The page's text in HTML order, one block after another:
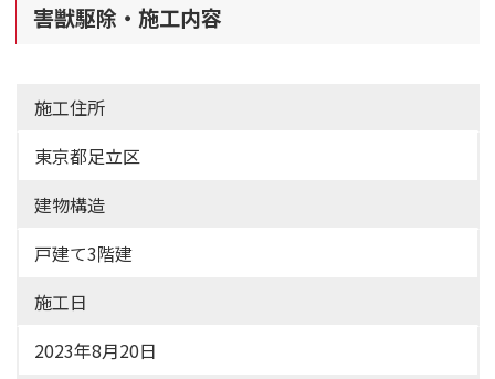
害獣駆除・施工内容
施工住所
東京都足立区
建物構造
戸建て3階建
施工日
2023年8月20日